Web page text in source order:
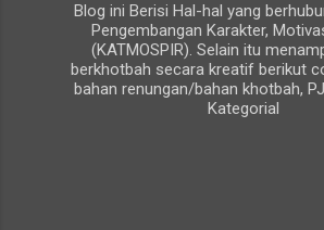
Blog ini Berisi Hal-hal yang
Pengembangan Karakter,
(KATMOSPIR). Selain itu
berkhotbah secara kreatif berikut
bahan renungan/bahan khotbah,
Kategorial